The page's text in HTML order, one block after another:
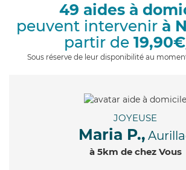
49 aides à
peuvent intervenir à
partir de
Sous réserve de leur disponibilité au
JOYEUSE
Maria P.,
à 5km de chez Vous